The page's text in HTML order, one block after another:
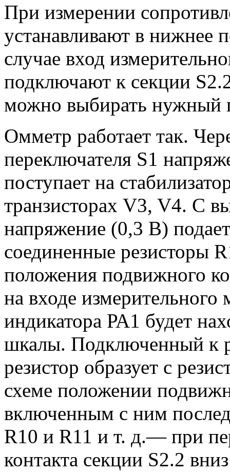
При измерении
устанавливают в нижнее
случае вход
подключают к секции
можно выбирать нужный
Омметр работает так.
переключателя S1
поступает на
транзисторах V3, V4. С
напряжение (0,3 В)
соединенные резисторы
положения подвижного
на входе измерительного
индикатора РА1 будет
шкалы. Подключенный к
резистор образует с
схеме положении
включенным с ним
R10 и R11 и т. д.— при
контакта секции S2.2